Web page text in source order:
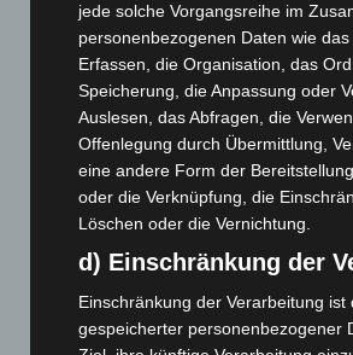
Corona-News
Hannover und Region
Langenhagen und Ortsteile
Leserbriefe
Menschen
Über uns
jede solche Vorgangsreihe im
personenbezogenen Daten wie
Erfassen, die Organisation, das
Speicherung, die Anpassung oder
Auslesen, das Abfragen, die
Offenlegung durch Übermittlung,
eine andere Form der
oder die Verknüpfung, die
Löschen oder die Vernichtung.
d) Einschränkung der
Einschränkung der Verarbeitung ist
gespeicherter personenbezogener